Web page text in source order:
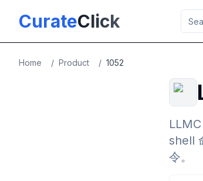
CurateClick
Home / Product / 1052
shell
令。